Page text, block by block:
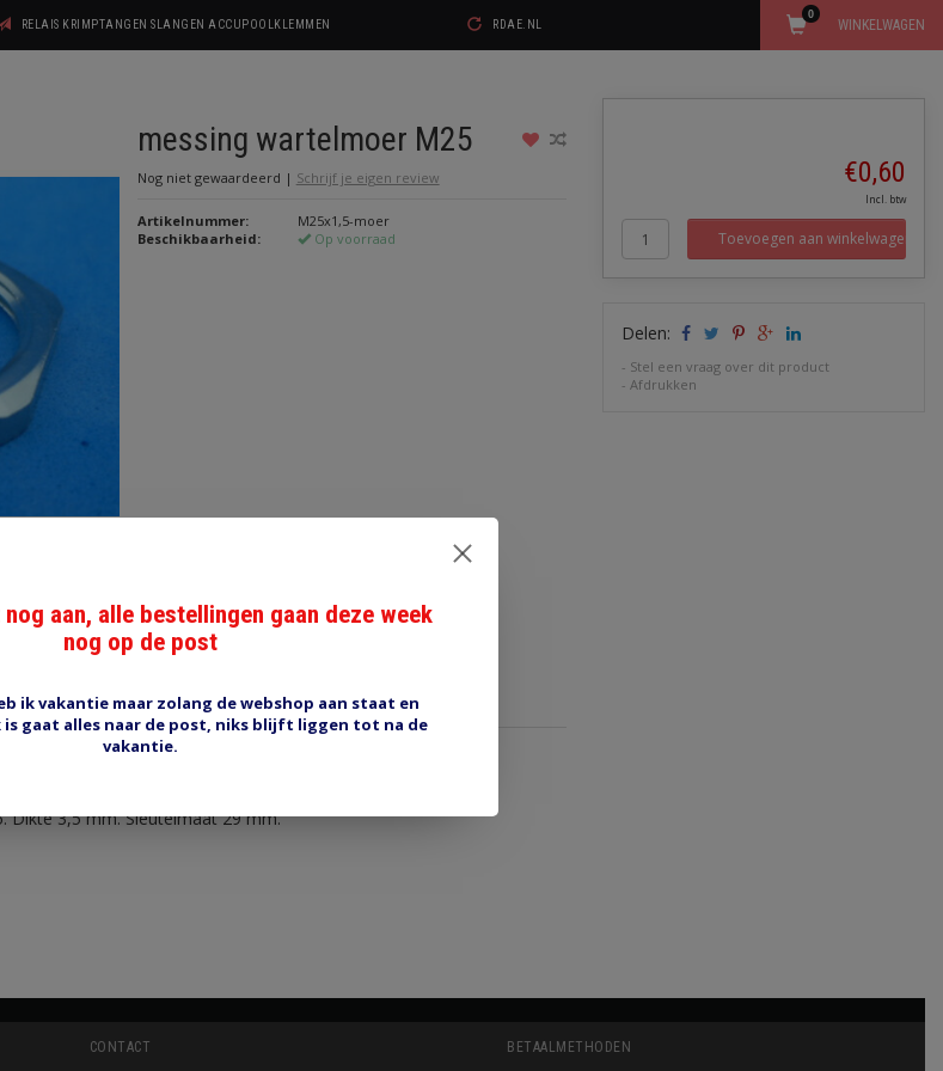
RELAIS KRIMPTANGEN SLANGEN ACCUPOOLKLEMMEN RDAE.NL WINKELWAGEN
0
messing wartelmoer M25
Nog niet gewaardeerd | Schrijf je eigen review
Artikelnummer:
M25x1,5-moer
Beschikbaarheid:
Op voorraad
(0) Tags (0)
Dikte 3,5 mm. Sleutelmaat 29 mm.
€0,60
Incl. btw
Toevoegen aan winkelwagen
Delen:
- Stel een vraag over dit product
-Afdrukken
CONTACT BETAALMETHODEN
aan, alle bestellingen gaan deze week
nog op de post
ik vakantie maar zolang de webshop aan staat en
gaat alles naar de post, niks blijft liggen tot na de
vakantie.